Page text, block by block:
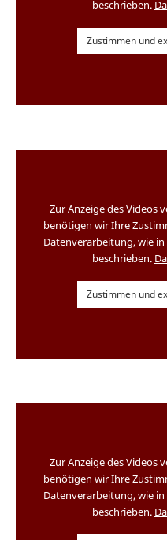
beschrieben.
Zustimmen und
Zur Anzeige des Videos
benötigen wir Ihre
Datenverarbeitung, wie
beschrieben.
Zustimmen und
Zur Anzeige des Videos
benötigen wir Ihre
Datenverarbeitung, wie
beschrieben.